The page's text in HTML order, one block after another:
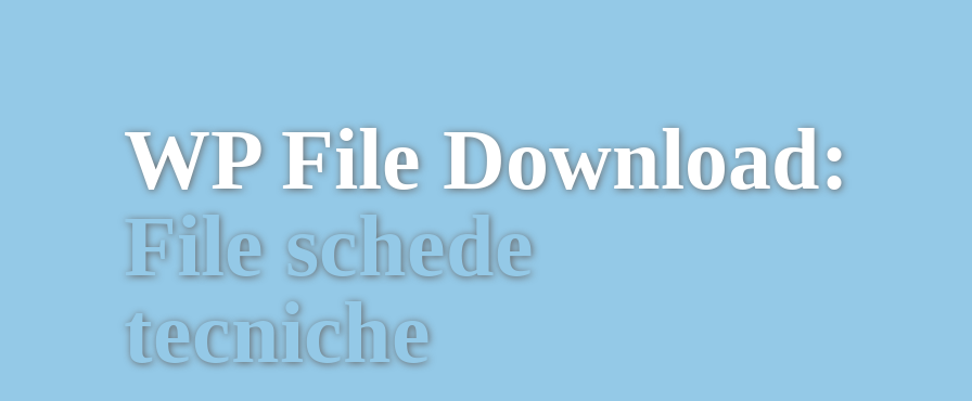
WP File Download:
File schede
tecniche